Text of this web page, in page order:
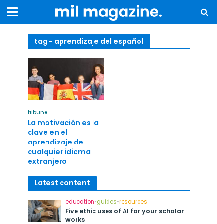
tag - aprendizaje del español
tribune
La motivación es la
clave en el
aprendizaje de
cualquier idioma
extranjero
Latest content
education•guides•resources
Five ethic uses of AI for your scholar
works